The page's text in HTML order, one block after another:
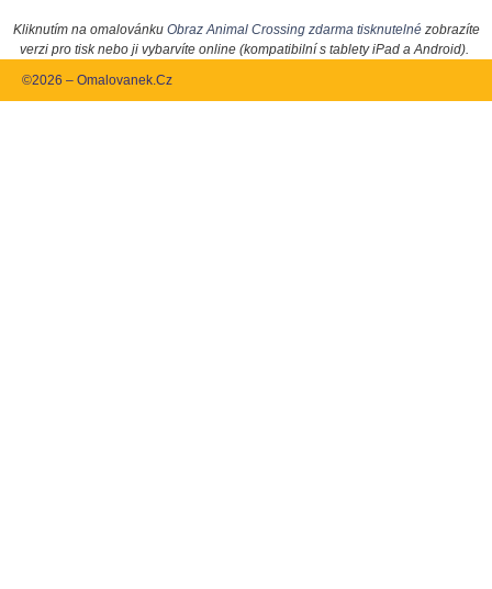
Kliknutím na omalovánku Obraz Animal Crossing zdarma tisknutelnézobrazíte
verzi pro tisk nebo ji vybarvíte online (kompatibilní s tablety iPad a Android).
©2026 – Omalovanek.Cz